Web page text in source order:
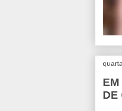
DE